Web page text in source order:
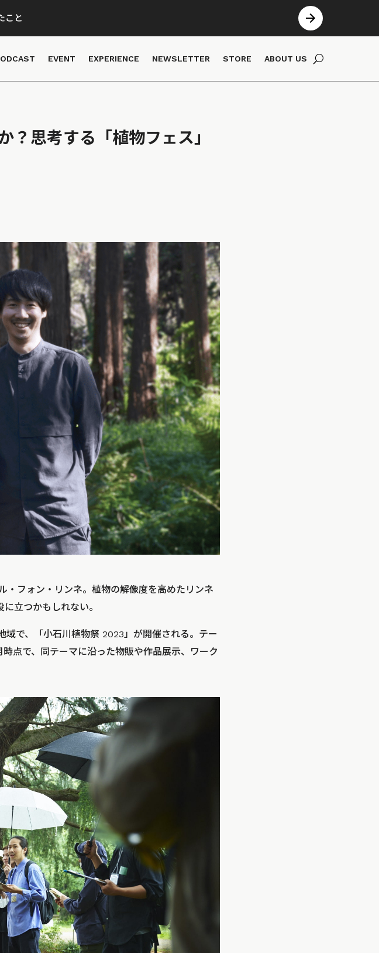
こと
EVENT EXPERIENCE NEWSLETTER STORE ABOUT US
？思考する「植物フェス」
・フォン・リンネ。植物の解像度を高めたリンネ
立つかもしれない。
で、「小石川植物祭 2023」が開催される。テー
点で、同テーマに沿った物販や作品展示、ワーク